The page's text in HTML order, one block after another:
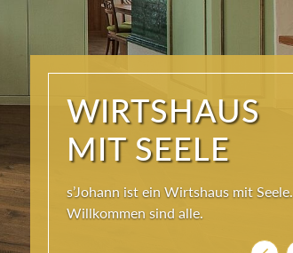
WIRTSHAUS
MIT SEELE
s’Johann ist ein Wirtshaus mit Seele.
Willkommen sind alle.